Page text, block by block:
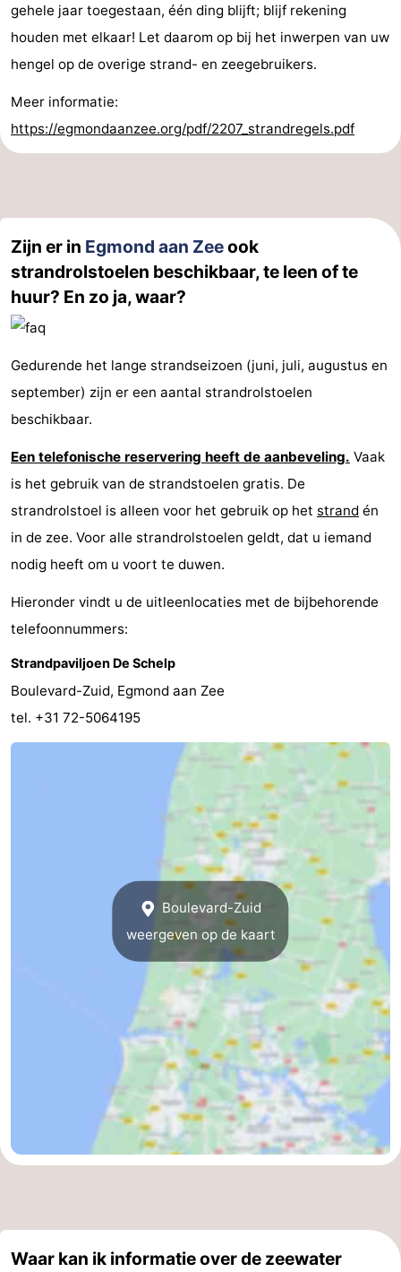
gehele jaar toegestaan, één ding blijft; blijf rekening
houden met elkaar! Let daarom op bij het inwerpen van uw
hengel op de overige strand- en zeegebruikers.
Meer informatie:
https://egmondaanzee.org/pdf/2207_strandregels.pdf
Zijn er in Egmond aan Zeeook
strandrolstoelen beschikbaar, te leen of te
huur? En zo ja, waar?
Gedurende het lange strandseizoen (juni, juli, augustus en
september) zijn er een aantal strandrolstoelen
beschikbaar.
Een telefonische reservering heeft de aanbeveling. Vaak
is het gebruik van de strandstoelen gratis. De
strandrolstoel is alleen voor het gebruik op het strand én
in de zee. Voor alle strandrolstoelen geldt, dat u iemand
nodig heeft om u voort te duwen.
Hieronder vindt u de uitleenlocaties met de bijbehorende
telefoonnummers:
Strandpaviljoen De Schelp
Boulevard-Zuid, Egmond aan Zee
tel. +31 72-5064195
Boulevard-Zuid
weergeven op de kaart
Waar kan ik informatie over de zeewater